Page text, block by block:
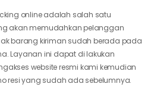
online adalah salah satu
akan memudahkan pelanggan
barang kiriman sudah berada pada
Layanan ini dapat di lakukan
website resmi kami kemudian
resi yang sudah ada sebelumnya.